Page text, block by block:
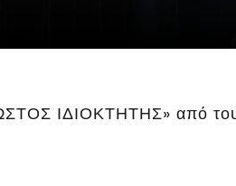
ΙΔΙΟΚΤΗΤΗΣ» από